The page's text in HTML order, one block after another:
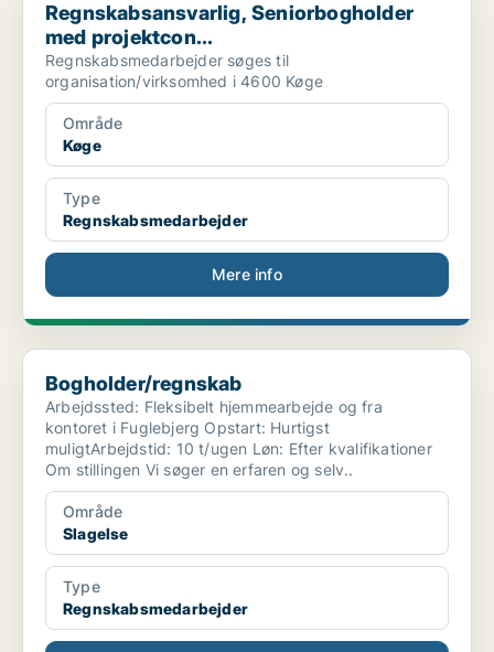
Regnskabsansvarlig, Seniorbogholder
med projektcon...
Regnskabsmedarbejder søges til
organisation/virksomhed i 4600 Køge
Område
Køge
Type
Regnskabsmedarbejder
Mere info
Bogholder/regnskab
Bogholder/regnskab
Arbejdssted: Fleksibelt hjemmearbejde og fra
kontoret i Fuglebjerg Opstart: Hurtigst
muligtArbejdstid: 10 t/ugen Løn: Efter kvalifikationer
Om stillingen Vi søger en erfaren og selv..
Område
Slagelse
Type
Regnskabsmedarbejder